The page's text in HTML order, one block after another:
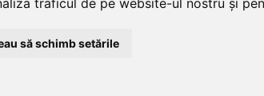
să schimb setările